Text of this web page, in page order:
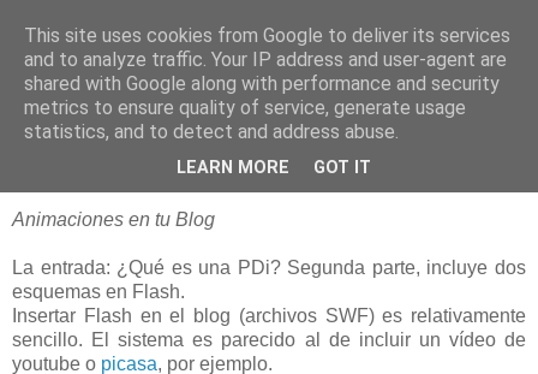
blogOBR
06 octubre 2008
Insertar Flash (.swf) en Blogger
Animaciones en tu Blog
La entrada: ¿Qué es una PDi? Segunda parte, incluye dos
esquemas en Flash.
Insertar Flash en el blog (archivos SWF) es relativamente
sencillo. El sistema es parecido al de incluir un vídeo de
youtube o picasa, por ejemplo.
This site uses cookies from Google to deliver its services
and to analyze traffic. Your IP address and user-agent are
shared with Google along with performance and security
metrics to ensure quality of service, generate usage
statistics, and to detect and address abuse.
LEARN MORE GOT IT